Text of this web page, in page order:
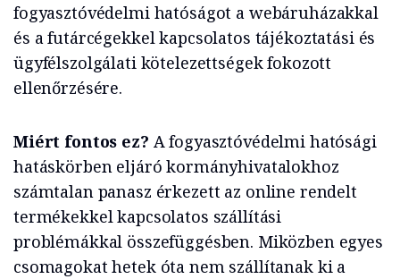
fogyasztóvédelmi hatóságot a webáruházakkal
és a futárcégekkel kapcsolatos tájékoztatási és
ügyfélszolgálati kötelezettségek fokozott
ellenőrzésére.
Miért fontos ez? A fogyasztóvédelmi hatósági
hatáskörben eljáró kormányhivatalokhoz
számtalan panasz érkezett az online rendelt
termékekkel kapcsolatos szállítási
problémákkal összefüggésben. Miközben egyes
csomagokat hetek óta nem szállítanak ki a